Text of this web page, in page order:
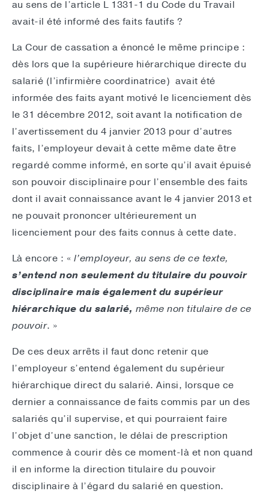
au sens de l’article L 1331-1 du Code du Travail
avait-il été informé des faits fautifs ?
La Cour de cassation a énoncé le même principe :
dès lors que la supérieure hiérarchique directe du
salarié (l’infirmière coordinatrice) avait été
informée des faits ayant motivé le licenciement dès
le 31 décembre 2012, soit avant la notification de
l’avertissement du 4 janvier 2013 pour d’autres
faits, l’employeur devait à cette même date être
regardé comme informé, en sorte qu’il avait épuisé
son pouvoir disciplinaire pour l’ensemble des faits
dont il avait connaissance avant le 4 janvier 2013 et
ne pouvait prononcer ultérieurement un
licenciement pour des faits connus à cette date.
Là encore : « l’employeur, au sens de ce texte,
s’entend non seulement du titulaire du pouvoir
disciplinaire mais également du supérieur
hiérarchique du salarié, même non titulaire de ce
pouvoir. »
De ces deux arrêts il faut donc retenir que
l’employeur s’entend également du supérieur
hiérarchique direct du salarié. Ainsi, lorsque ce
dernier a connaissance de faits commis par un des
salariés qu’il supervise, et qui pourraient faire
l’objet d’une sanction, le délai de prescription
commence à courir dès ce moment-là et non quand
il en informe la direction titulaire du pouvoir
disciplinaire à l’égard du salarié en question.